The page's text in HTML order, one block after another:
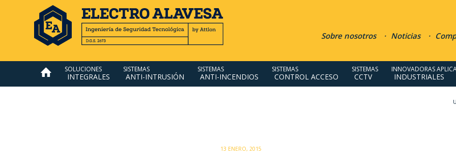
Sobre nosotros Noticias
SOLUCIONES
INTEGRALES
SISTEMAS
ANTI-INTRUSIÓN
SISTEMAS
ANTI-INCENDIOS
SISTEMAS
CONTROL ACCESO
SISTEMAS
CCTV
INNOVADORAS
INDUSTRIALES
13 ENERO, 2015
/